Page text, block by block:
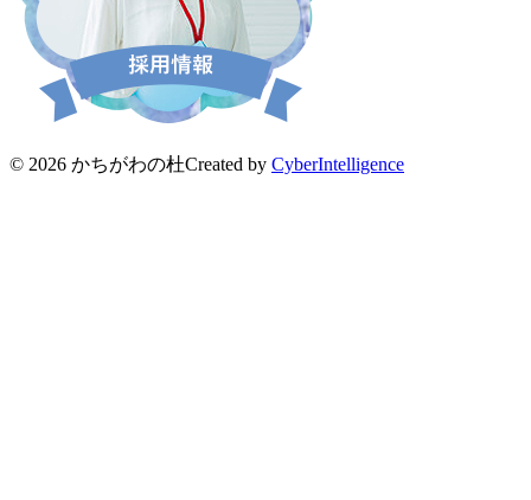
© 2026 かちがわの杜Created by CyberIntelligence